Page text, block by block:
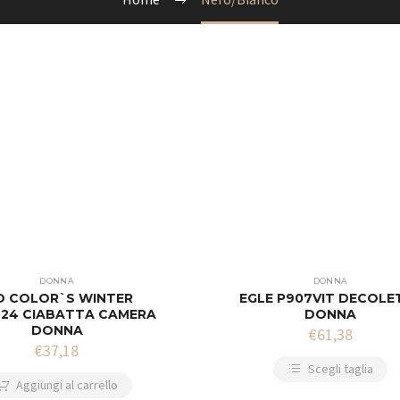
DONNA
COLOR`S WINTER
CIABATTA CAMERA
DONNA
€37,18
Aggiungi al carrello
DONNA
EGLE P907VIT
DONNA
€61,38
Scegli taglia